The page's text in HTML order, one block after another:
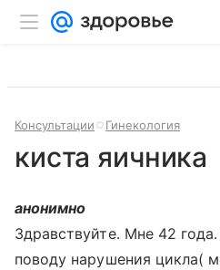
Консультации Гинекология
киста яичника
анонимно
Здравствуйте. Мне 42
поводу нарушения цикла(